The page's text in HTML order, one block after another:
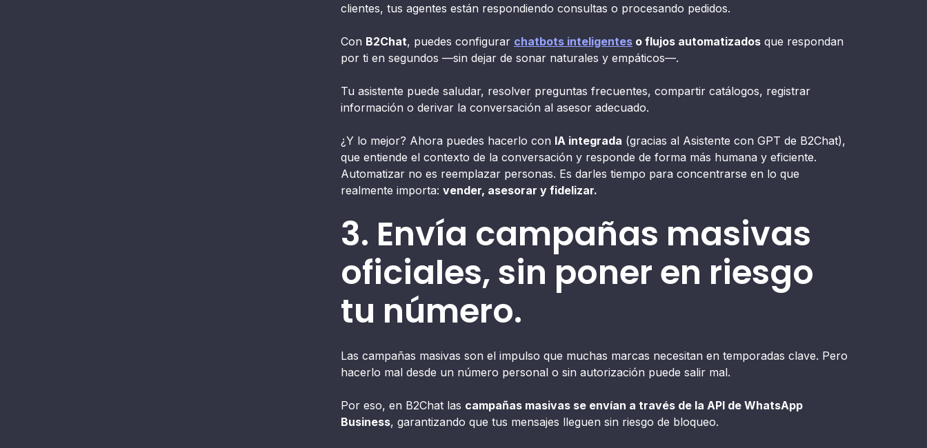
clientes, tus agentes están respondiendo consultas o procesando pedidos.
Con B2Chat, puedes configurar chatbots inteligentes o flujos automatizados que respondan
por ti en segundos —sin dejar de sonar naturales y empáticos—.
Tu asistente puede saludar, resolver preguntas frecuentes, compartir catálogos, registrar
información o derivar la conversación al asesor adecuado.
¿Y lo mejor? Ahora puedes hacerlo con IA integrada (gracias al Asistente con GPT de B2Chat),
que entiende el contexto de la conversación y responde de forma más humana y eficiente.
Automatizar no es reemplazar personas. Es darles tiempo para concentrarse en lo que
realmente importa: vender, asesorar y fidelizar.
3. Envía campañas masivas
oficiales, sin poner en riesgo
tu número.
Las campañas masivas son el impulso que muchas marcas necesitan en temporadas clave. Pero
hacerlo mal desde un número personal o sin autorización puede salir mal.
Por eso, en B2Chat las campañas masivas se envían a través de la API de WhatsApp
Business, garantizando que tus mensajes lleguen sin riesgo de bloqueo.